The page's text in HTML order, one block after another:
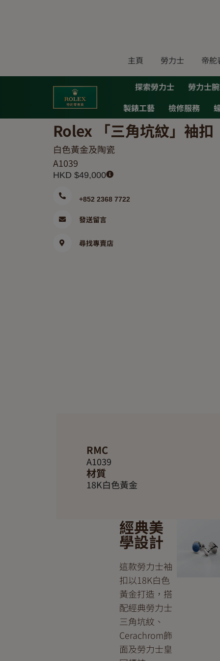
主頁 勞力士 帝舵
探索勞力士
勞力士
製錶工藝
檢修服務
Rolex 「三角坑紋」袖扣
白色黃金及陶瓷
A1039
HKD $49,000
+852 2368 7722
發送留言
尋找專賣店
RMC
A1039
材質
18K白色黃金
經典美
學設計
這款勞力士袖
扣以18K白色
黃金打造，搭
配經典勞力士
三角坑紋、
Cerachrom飾
面及勞力士皇